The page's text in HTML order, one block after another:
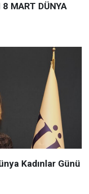
8 MART DÜNYA
Kadınlar Günü